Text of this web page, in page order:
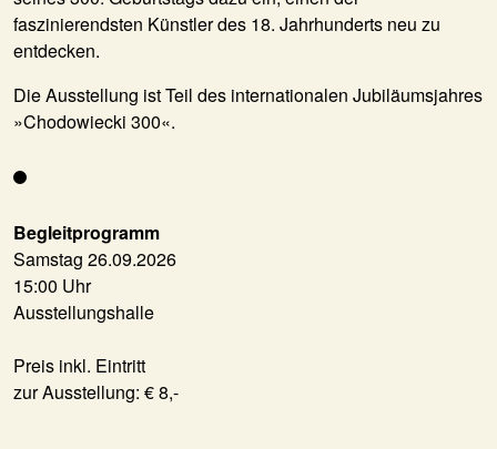
Begleitprogramm
Samstag 26.09.2026
15:00 Uhr
Ausstellungshalle
Preis inkl. Eintritt
zur Ausstellung: € 8,-
faszinierendsten Künstler des 18. Jahrhunderts neu zu
entdecken.
Die Ausstellung ist Teil des internationalen Jubiläumsjahres
»Chodowiecki 300«.